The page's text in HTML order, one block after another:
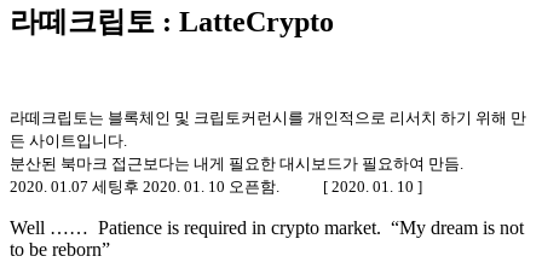
라떼크립토 : LatteCrypto
라떼크립토는 블록체인 및 크립토커런시를 개인적으로 리서치 하기 위해 만
든 사이트입니다.
분산된 북마크 접근보다는 내게 필요한 대시보드가 필요하여 만듬.
2020. 01.07 세팅후 2020. 01. 10 오픈함. [ 2020. 01. 10 ]
Well …… Patience is required in crypto market. “My dream is not
to be reborn”